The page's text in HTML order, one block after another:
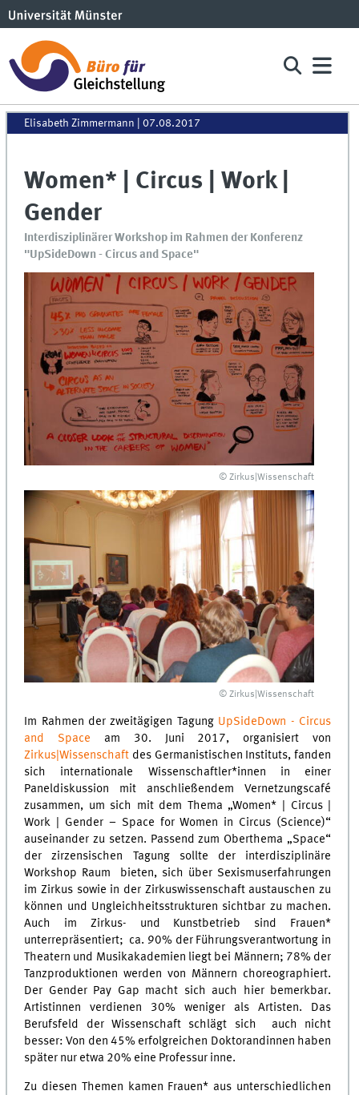
Elisabeth Zimmermann |07.08.2017
Women* | Circus | Work |
Gender
Interdisziplinärer Workshop im Rahmen der Konferenz
"UpSideDown - Circus and Space"
© Zirkus|Wissenschaft
© Zirkus|Wissenschaft
Im Rahmen der zweitägigen Tagung UpSideDown - Circus
and Space am 30. Juni 2017, organisiert von
Zirkus|Wissenschaft des Germanistischen Instituts, fanden
sich internationale Wissenschaftler*innen in einer
Paneldiskussion mit anschließendem Vernetzungscafé
zusammen, um sich mit dem Thema „Women* | Circus |
Work | Gender – Space for Women in Circus (Science)“
auseinander zu setzen. Passend zum Oberthema „Space“
der zirzensischen Tagung sollte der interdisziplinäre
Workshop Raum
bieten, sich über Sexismuserfahrungen
im Zirkus sowie in der Zirkuswissenschaft austauschen zu
können und Ungleichheitsstrukturen sichtbar zu machen.
Auch im Zirkus- und Kunstbetrieb sind Frauen*
unterrepräsentiert; ca. 90% der Führungsverantwortung in
Theatern und Musikakademien liegt bei Männern; 78% der
Tanzproduktionen werden von Männern choreographiert.
Der Gender Pay Gap macht sich auch hier bemerkbar.
Artistinnen verdienen 30% weniger als Artisten. Das
Berufsfeld der Wissenschaft schlägt sich
auch nicht
besser: Von den 45% erfolgreichen Doktorandinnen haben
später nur etwa 20% eine Professur inne.
Zu diesen Themen kamen Frauen* aus unterschiedlichen